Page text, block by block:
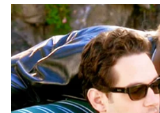
Ravi Janekal
ಪ್ರಸ್ತುತ, ಏಷಿಯಾನೆಟ್
ಪತ್ರಿಕೋದ್ಯಮದಲ್ಲಿ 8 ವರ್ಷಗಳ ಅನುಭವ. ವಾರ್ತಾ ಮತ್ತು
ಸಾರ್ವಜನಿಕ ಸಂಪರ್ಕ
ಹಲವು ವರ್ಷಗಳ ಸೇವೆ, ಕೊರೊನಾ ವಾರಿಯರ್ಸ್ ಅವಾರ್ಡ್,
ಮೂಲತಃ ರಾಯಚೂರು ಜಿಲ್ಲೆಯ
ಓದು, ಬರೆವಣಿಗೆ ಮತ್ತು
ಚಿಕ್ಕಮಗಳೂರು ಕರ್ನಾಟಕ ಸುದ್ದಿ